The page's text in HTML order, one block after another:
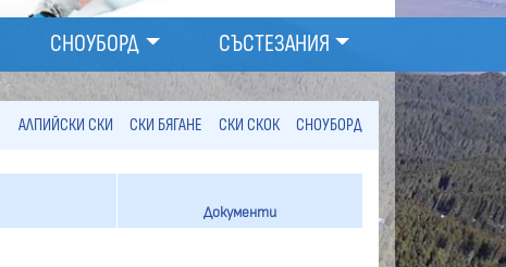
СНОУБОРД СЪСТЕЗАНИЯ
АЛПИЙСКИ СКИ СКИ БЯГАНЕ СКИ СКОК СНОУБОРД
Документи